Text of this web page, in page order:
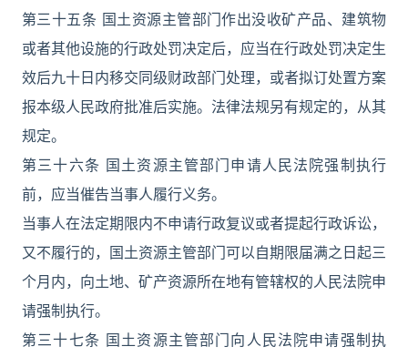
第三十五条 国土资源主管部门作出没收矿产品、建筑物
或者其他设施的行政处罚决定后，应当在行政处罚决定生
效后九十日内移交同级财政部门处理，或者拟订处置方案
报本级人民政府批准后实施。法律法规另有规定的，从其
规定。
第三十六条 国土资源主管部门申请人民法院强制执行
前，应当催告当事人履行义务。
当事人在法定期限内不申请行政复议或者提起行政诉讼，
又不履行的，国土资源主管部门可以自期限届满之日起三
个月内，向土地、矿产资源所在地有管辖权的人民法院申
请强制执行。
第三十七条 国土资源主管部门向人民法院申请强制执